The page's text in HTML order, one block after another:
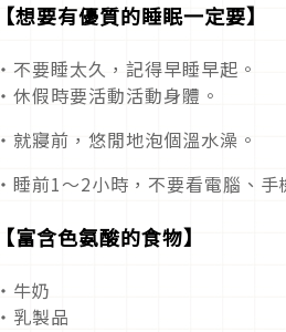
【想要有優質的睡眠一定要】
・不要睡太久，記得早睡早起。
・休假時要活動活動身體。
・就寢前，悠閒地泡個溫水澡。
・睡前1～2小時，不要看電腦、
【富含色氨酸的食物】
・牛奶
・乳製品